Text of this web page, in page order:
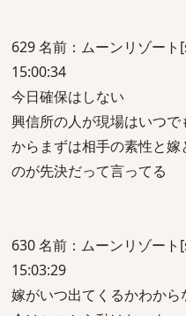
629 名前：ムーンリゾー
15:00:34
今日確保はしない
興信所の人が現場はいつで
からまずは相手の素性と嫁
のが先決だって言ってる
630 名前：ムーンリゾー
15:03:29
嫁がいつ出てくるかわから